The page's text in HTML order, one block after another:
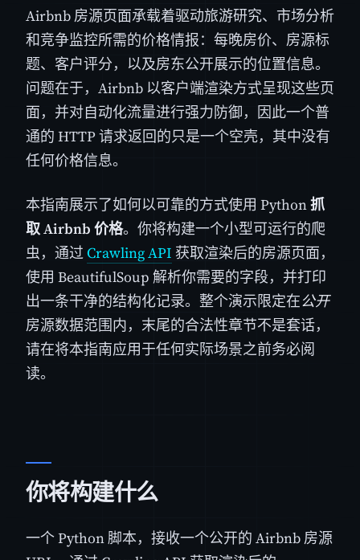
Airbnb 房源页面承载着驱动旅游研究、市场分析
和竞争监控所需的价格情报：每晚房价、房源标
题、客户评分，以及房东公开展示的位置信息。
问题在于，Airbnb 以客户端渲染方式呈现这些页
面，并对自动化流量进行强力防御，因此一个普
通的 HTTP 请求返回的只是一个空壳，其中没有
任何价格信息。
本指南展示了如何以可靠的方式使用 Python抓
取 Airbnb 价格。你将构建一个小型可运行的爬
虫，通过Crawling API 获取渲染后的房源页面，
使用 BeautifulSoup 解析你需要的字段，并打印
出一条干净的结构化记录。整个演示限定在公开
房源数据范围内，末尾的合法性章节不是套话，
请在将本指南应用于任何实际场景之前务必阅
读。
你将构建什么
一个 Python 脚本，接收一个公开的 Airbnb 房源